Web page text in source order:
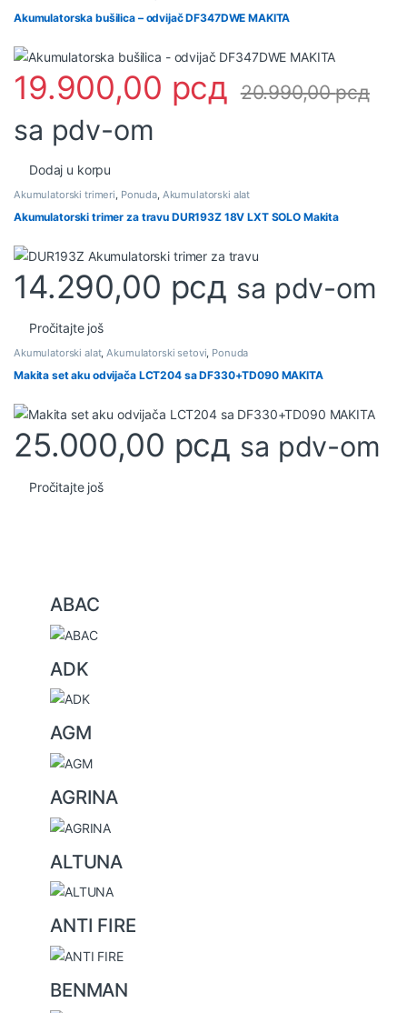
Akumulatorska bušilica – odvijač DF347DWE MAKITA
19.900,00 рсд 20.990,00рсд
sa pdv-om
Dodaj u korpu
Akumulatorski trimeri Ponuda, Akumulatorski alat
Akumulatorski trimer za travu DUR193Z 18V LXT SOLO Makita
14.290,00 рсд sa pdv-om
Pročitajte još
Akumulatorski alat,Akumulatorski setovi, Ponuda
Makita set aku odvijača LCT204 sa DF330+TD090 MAKITA
25.000,00 рсд sa pdv-om
Pročitajte još
ABAC
ADK
AGM
AGRINA
ALTUNA
ANTI FIRE
BENMAN